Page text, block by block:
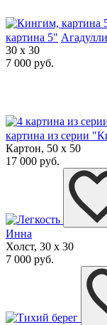
картина 5"
30 x 30
7 000 руб.
картина из серии
Картон, 50 x 50
17 000 руб.
Инна
Холст, 30 x 30
7 000 руб.